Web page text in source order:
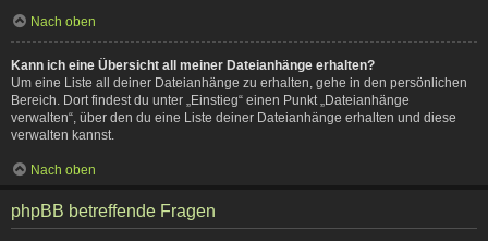
Nach oben
Kann ich eine Übersicht all meiner Dateianhänge erhalten?
Um eine Liste all deiner Dateianhänge zu erhalten, gehe in den persönlichen
Bereich. Dort findest du unter „Einstieg“ einen Punkt „Dateianhänge
verwalten“, über den du eine Liste deiner Dateianhänge erhalten und diese
verwalten kannst.
Nach oben
phpBB betreffende Fragen